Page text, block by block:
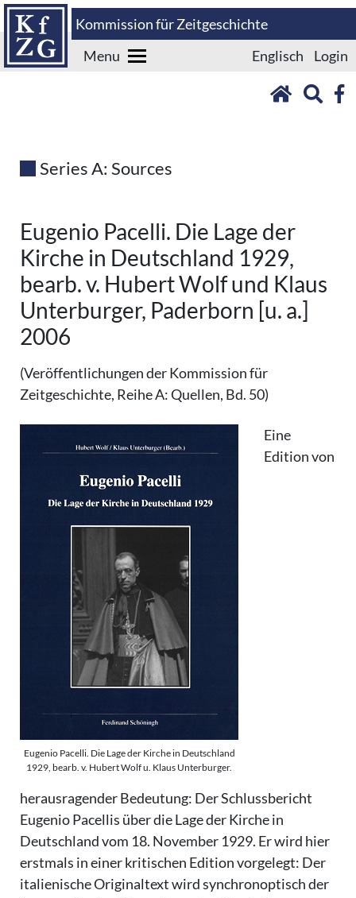
Kommission für Zeitgeschichte
Menu
Englisch Login
Series A: Sources
Eugenio Pacelli. Die Lage der
Kirche in Deutschland 1929,
bearb. v. Hubert Wolf und Klaus
Unterburger, Paderborn [u. a.]
2006
(Veröffentlichungen der Kommission für
Zeitgeschichte, Reihe A: Quellen, Bd. 50)
Eugenio Pacelli. Die Lage der Kirche in Deutschland
1929, bearb. v. Hubert Wolf u. Klaus Unterburger.
Eine
Edition von
herausragender Bedeutung: Der Schlussbericht
Eugenio Pacellis über die Lage der Kirche in
Deutschland vom 18. November 1929. Er wird hier
erstmals in einer kritischen Edition vorgelegt: Der
italienische Originaltext wird synchronoptisch der